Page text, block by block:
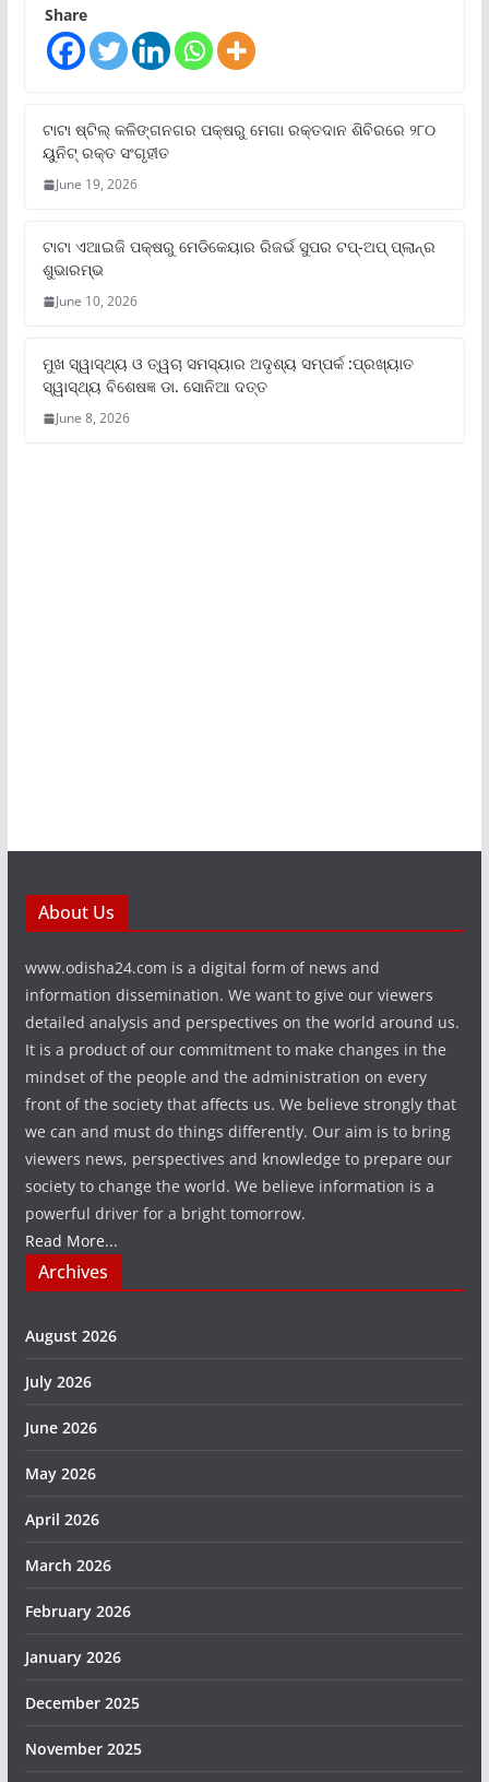
Share
ଟାଟା ଷ୍ଟିଲ୍‌ କଳିଙ୍ଗନଗର ପକ୍ଷରୁ ମେଗା ରକ୍ତଦାନ ଶିବିରରେ ୨୮୦
ୟୁନିଟ୍‌ ରକ୍ତ ସଂଗୃହୀତ
June 19, 2026
ଟାଟା ଏଆଇଜି ପକ୍ଷରୁ ମେଡିକେୟାର ରିଜର୍ଭ ସୁପର ଟପ୍‌-ଅପ୍ ପ୍ଲାନ୍‌ର
ଶୁଭାରମ୍ଭ
June 10, 2026
ମୁଖ ସ୍ୱାସ୍ଥ୍ୟ ଓ ତ୍ୱଚା ସମସ୍ୟାର ଅଦୃଶ୍ୟ ସମ୍ପର୍କ :ପ୍ରଖ୍ୟାତ
ସ୍ୱାସ୍ଥ୍ୟ ବିଶେଷଜ୍ଞ ଡା. ସୋନିଆ ଦତ୍ତ
June 8, 2026
About Us
www.odisha24.com is a digital form of news and
information dissemination. We want to give our viewers
detailed analysis and perspectives on the world around us.
It is a product of our commitment to make changes in the
mindset of the people and the administration on every
front of the society that affects us. We believe strongly that
we can and must do things differently. Our aim is to bring
viewers news, perspectives and knowledge to prepare our
society to change the world. We believe information is a
powerful driver for a bright tomorrow.
Read More...
Archives
August 2026
July 2026
June 2026
May 2026
April 2026
March 2026
February 2026
January 2026
December 2025
November 2025